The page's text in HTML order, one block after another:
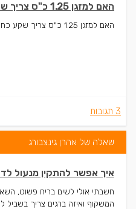
האם למזגן 1.25 כ"ס צריך שקע כח
האם למזגן 1.25 כ"ס צריך שקע כח
3 תגובות
שאלה של אהרן גינצבורג
איך אפשר להתקין מנעול
חשבתי אולי לשים בריח פשוט,
המשקוף ואיזה ברגים צריך